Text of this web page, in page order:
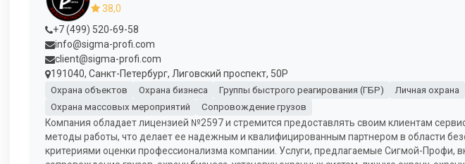
38,0
+7 (499) 520-69-58
info@sigma-profi.com
client@sigma-profi.com
191040, Санкт-Петербург, Лиговский проспект, 50Р
Охрана объектов Охрана бизнеса Группы быстрого реагирования (ГБР) Личная охрана
Охрана массовых мероприятий
Сопровождение грузов
Компания обладает лицензией №2597 и стремится предоставлять своим клиентам
методы работы, что делает ее надежным и квалифицированным партнером в области
критериями оценки профессионализма компании. Услуги, предлагаемые Сигмой-Профи,